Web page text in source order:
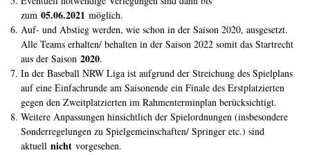
zum 05.06.2021 möglich.
Auf- und Abstieg werden, wie schon in der Saison 2020, ausgesetzt.
Alle Teams erhalten/ behalten in der Saison 2022 somit das Startrecht
aus der Saison 2020.
In der Baseball NRW Liga ist aufgrund der Streichung des Spielplans
auf eine Einfachrunde am Saisonende ein Finale des Erstplatzierten
gegen den Zweitplatzierten im Rahmenterminplan berücksichtigt.
Weitere Anpassungen hinsichtlich der Spielordnungen (insbesondere
Sonderregelungen zu Spielgemeinschaften/ Springer etc.) sind
aktuell nicht vorgesehen.